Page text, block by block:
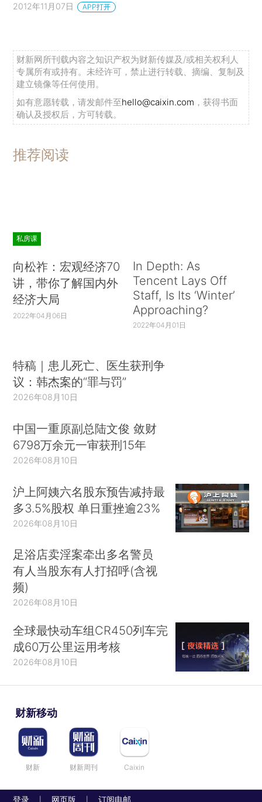
2012年11月07日 APP打开
财新网所刊载内容之知识产权为财新传媒及/或相关权利人
专属所有或持有。未经许可，禁止进行转载、摘编、复制及
建立镜像等任何使用。
如有意愿转载，请发邮件至hello@caixin.com ，获得书面
确认及授权后，方可转载。
推荐阅读
私房课
向松祚：宏观经济70
讲，带你了解国内外
经济大局
2022年04月06日
In Depth: As
Tencent Lays Off
Staff, Is Its ‘Winter’
Approaching?
2022年04月01日
特稿｜患儿死亡、医生获刑争
议：韩杰案的“罪与罚”
2026年08月10日
中国一重原副总陆文俊 敛财
6798万余元一审获刑15年
2026年08月10日
沪上阿姨六名股东预告减持最
多3.5%股权 单日重挫逾23%
2026年08月10日
足浴店卖淫案牵出多名警员
有人当股东有人打招呼(含视
频)
2026年08月10日
全球最快动车组CR450列车完
成60万公里运用考核
2026年08月10日
财新移动
财新 财新周刊 Caixin
登录 网页版 订阅电邮